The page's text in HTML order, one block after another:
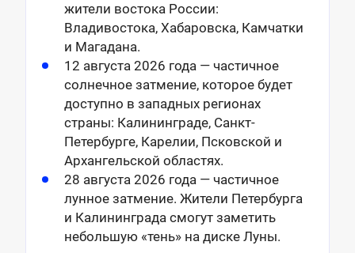
жители востока России:
Владивостока, Хабаровска, Камчатки
и Магадана.
12 августа 2026 года — частичное
солнечное затмение, которое будет
доступно в западных регионах
страны: Калининграде, Санкт-
Петербурге, Карелии, Псковской и
Архангельской областях.
28 августа 2026 года — частичное
лунное затмение. Жители Петербурга
и Калининграда смогут заметить
небольшую «тень» на диске Луны.